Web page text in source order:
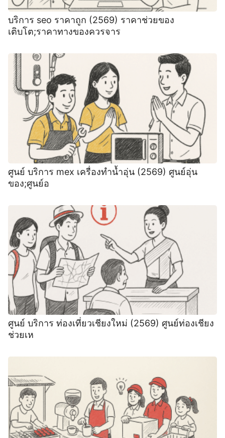
บริการ seo ราคาถูก (2569) ราคาช่วยของ
เติบโต;ราคาทางของควรจาร
ศูนย์ บริการ mex เครื่องทำน้ำอุ่น (2569) ศูนย์อุ่น
ของ;ศูนย์อ
ศูนย์ บริการ ท่องเที่ยวเชียงใหม่ (2569) ศูนย์ท่องเชียง
ช่วยเห